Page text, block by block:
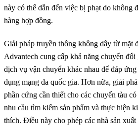
này có thể dẫn đến việc bị phạt do không
hàng hợp đồng.
Giải pháp truyền thông không dây từ mặt
Advantech cung cấp khả năng chuyển
dịch vụ vận chuyển khác nhau để đáp
dụng mạng đa quốc gia. Hơn nữa, giải
phần cứng cần thiết cho các chuyến tàu
nhu cầu tìm kiếm sản phẩm và thực hiện
thích. Điều này cho phép các nhà sản